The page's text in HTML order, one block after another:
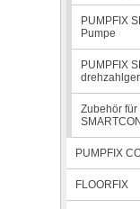
PUMPFIX
Pumpe
PUMPFIX
Zubehör für
PUMPFIX
FLOORFIX